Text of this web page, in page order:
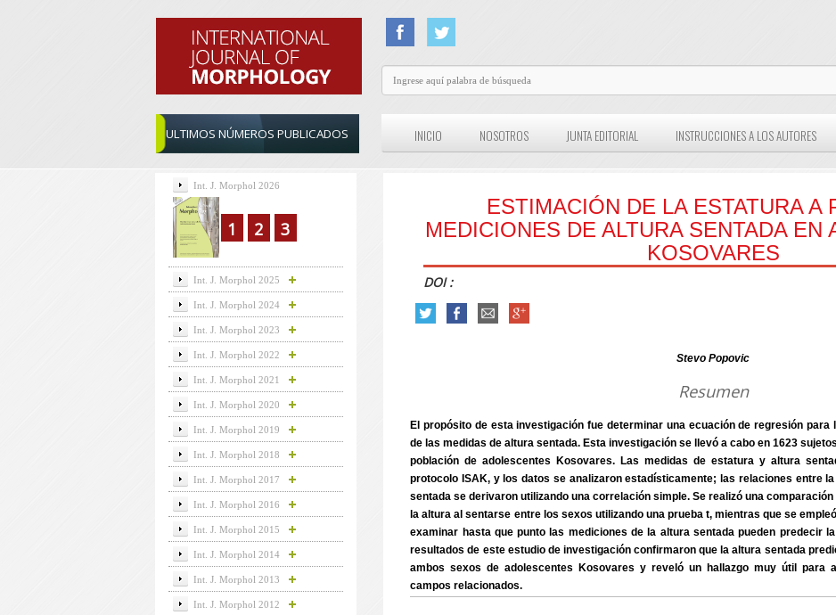
ULTIMOS NÚMEROS PUBLICADOS INICIO NOSOTROS JUNTA EDITORIAL INSTRUCCIONES A LOS AUTORES
ESTIMACIÓN DE LA ESTATURA A
MEDICIONES DE ALTURA SENTADA EN
KOSOVARES
DOI :
Stevo Popovic
Resumen
El propósito de esta investigación fue determinar una ecuación de regresión
de las medidas de altura sentada. Esta investigación se llevó a cabo en 1623
población de adolescentes Kosovares. Las medidas de estatura y altura
protocolo ISAK, y los datos se analizaron estadísticamente; las relaciones entre
sentada se derivaron utilizando una correlación simple. Se realizó una
la altura al sentarse entre los sexos utilizando una prueba t, mientras que se
examinar hasta que punto las mediciones de la altura sentada pueden predecir
resultados de este estudio de investigación confirmaron que la altura sentada
ambos sexos de adolescentes Kosovares y reveló un hallazgo muy útil para
campos relacionados.
Int. J. Morphol 2026
1 2 3
Int. J. Morphol 2025
Int. J. Morphol 2024
Int. J. Morphol 2023
Int. J. Morphol 2022
Int. J. Morphol 2021
Int. J. Morphol 2020
Int. J. Morphol 2019
Int. J. Morphol 2018
Int. J. Morphol 2017
Int. J. Morphol 2016
Int. J. Morphol 2015
Int. J. Morphol 2014
Int. J. Morphol 2013
Int. J. Morphol 2012